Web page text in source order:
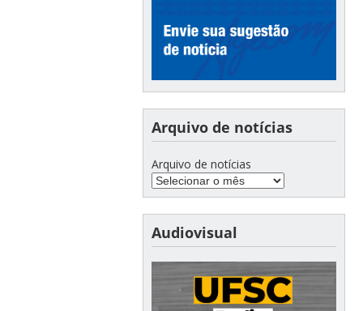
Arquivo de notícias
Arquivo de notícias
Audiovisual